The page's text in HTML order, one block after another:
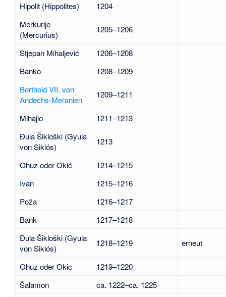
Hipolit (Hippolites)
1204
Merkurije
(Mercurius)
1205–1206
Stjepan Mihaljević
1206–1208
Banko
1208–1209
Berthold VII. von
Andechs-Meranien
1209–1211
Mihajlo
1211–1213
Ðula Šikloški (Gyula
von Siklós)
1213
Ohuz oder Okić
1214–1215
Ivan
1215–1216
Poža
1216–1217
Bank
1217–1218
Ðula Šikloški (Gyula
von Siklós)
1218–1219 erneut
Ohuz oder Okic
1219–1220
Šalamon
ca. 1222–ca. 1225